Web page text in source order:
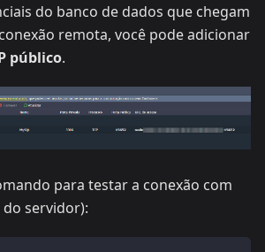
do banco de dados que chegam
remota, você pode adicionar
público.
para testar a conexão com
servidor):